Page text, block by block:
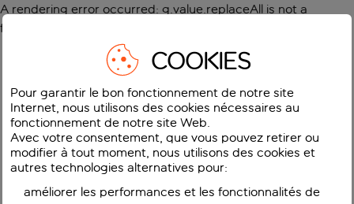
A rendering error occurred: g.value.replaceAll is not a
function
COOKIES
Pour garantir le bon fonctionnement de notre site
Internet, nous utilisons des cookies nécessaires au
fonctionnement de notre site Web.
Avec votre consentement, que vous pouvez retirer ou
modifier à tout moment, nous utilisons des cookies et
autres technologies alternatives pour:
améliorer les performances et les fonctionnalités de